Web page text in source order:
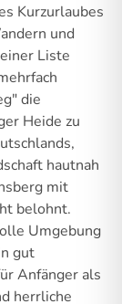
Kurzurlaubes
und
Liste
die
Heide zu
hautnah
mit
belohnt.
Umgebung
gut
Anfänger als
herrliche